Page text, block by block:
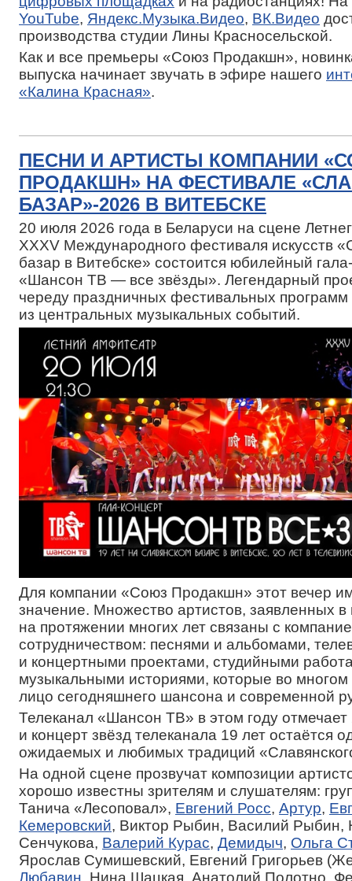
YouTube, Яндекс.Музыка.Видео, ВК.Видео
производства студии Лины Красносельской.
Как и все премьеры «Союз Продакшн»,
выпуска начинает звучать в эфире нашего
«Калина Красная».
ПЕСНИ И АРТИСТЫ КОМПАНИИ
ПРОДАКШН» НА ФЕСТИВАЛЕ
БАЗАР»-2026 В ВИТЕБСКЕ
20 июля 2026 года в Беларуси на сцене
XXXV Международного фестиваля искусств
базар в Витебске» состоится юбилейный
«Шансон ТВ — все звёзды». Легендарный
череду праздничных фестивальных программ
из центральных музыкальных событий.
Для компании «Союз Продакшн» этот вечер
значение. Множество артистов, заявленных в
на протяжении многих лет связаны с
сотрудничеством: песнями и альбомами,
и концертными проектами, студийными
музыкальными историями, которые во
лицо сегодняшнего шансона и современной
Телеканал «Шансон ТВ» в этом году отмечает
и концерт звёзд телеканала 19 лет остаётся
ожидаемых и любимых традиций
На одной сцене прозвучат композиции
хорошо известны зрителям и слушателям:
Танича «Лесоповал», Евгений Росс, Артур,
Кемеровский, Виктор Рыбин, Василий Рыбин,
Сенчукова, Валерий Курас, Демидыч, Ольга
Ярослав Сумишевский, Евгений Григорьев
Любавин , Нина Шацкая, Анатолий Полотно,